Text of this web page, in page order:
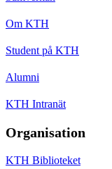
Om KTH
Student på KTH
Alumni
KTH Intranät
Organisation
KTH Biblioteket